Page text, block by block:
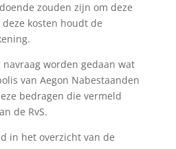
zouden zijn om deze
kosten houdt de
worden gedaan wat
van Aegon Nabestaanden
bedragen die vermeld
de RvS.
in het overzicht van de